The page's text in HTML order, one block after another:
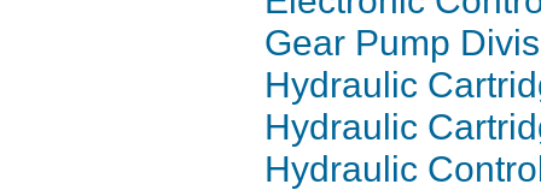
Gear Pump
Hydraulic
Hydraulic
Hydraulic